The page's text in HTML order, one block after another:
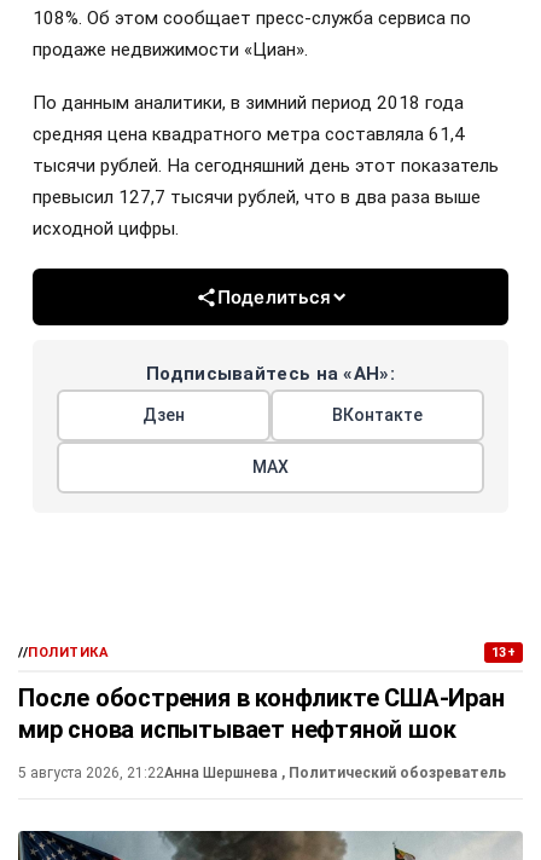
108%. Об этом сообщает пресс-служба сервиса по
продаже недвижимости «Циан».
По данным аналитики, в зимний период 2018 года
средняя цена квадратного метра составляла 61,4
тысячи рублей. На сегодняшний день этот показатель
превысил 127,7 тысячи рублей, что в два раза выше
исходной цифры.
Поделиться
Подписывайтесь на «АН»:
Дзен ВКонтакте
МАХ
//ПОЛИТИКА 13+
После обострения в конфликте США-Иран
мир снова испытывает нефтяной шок
5 августа 2026, 21:22Анна Шершнева , Политический обозреватель